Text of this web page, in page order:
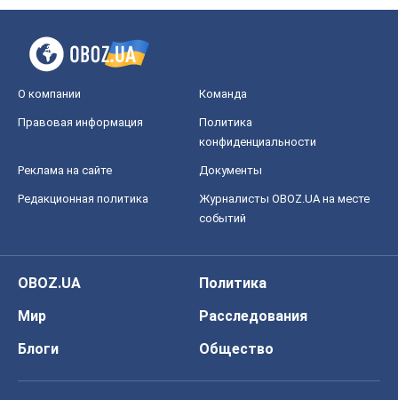
О компании Команда
Правовая информация
Политика
конфиденциальности
Реклама на сайте Документы
Редакционная политика
Журналисты OBOZ.UA на месте
событий
OBOZ.UA
Политика
Мир
Расследования
Блоги
Общество